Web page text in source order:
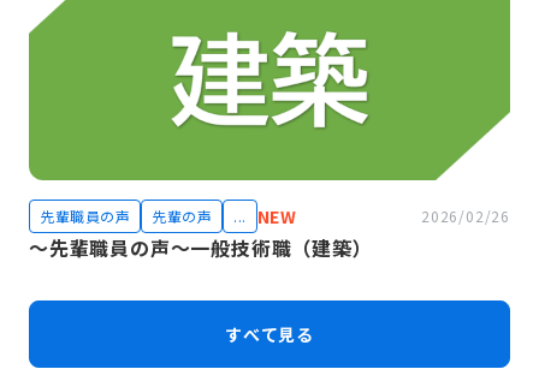
～先輩職員の声～一般技術職（建築）
先輩職員の声 先輩の声 ... NEW 2026/02/26
すべて見る